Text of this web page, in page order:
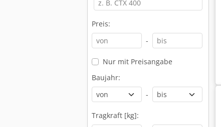
Preis:
-
Nur mit Preisangabe
Baujahr:
-
Tragkraft [kg]: